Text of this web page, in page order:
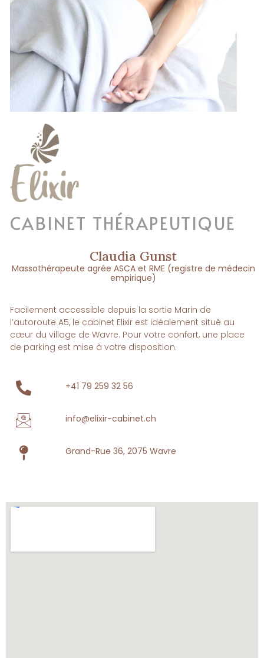
CABINET THÉRAPEUTIQUE
Claudia Gunst
Massothérapeute agrée ASCA et RME (registre de médecin
empirique)
Facilement accessible depuis la sortie Marin de
l’autoroute A5, le cabinet Elixir est idéalement situé au
cœur du village de Wavre. Pour votre confort, une place
de parking est mise à votre disposition.
+41 79 259 32 56
info@elixir-cabinet.ch
Grand-Rue 36, 2075 Wavre